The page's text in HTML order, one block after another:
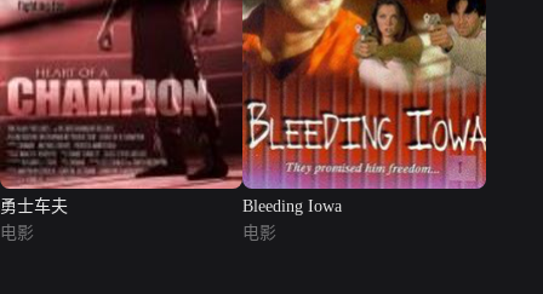
勇士车夫
电影
Bleeding Iowa
电影